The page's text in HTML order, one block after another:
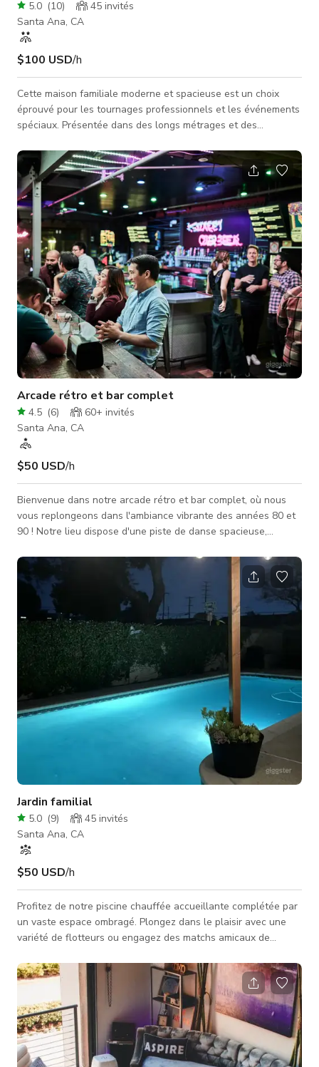
5.0 (10) 45 invités
Santa Ana, CA
$100 USD/h
Cette maison familiale moderne et spacieuse est un choix
éprouvé pour les tournages professionnels et les événements
spéciaux. Présentée dans des longs métrages et des
extérieurs époustouflants ainsi que des espaces à concept
ouvert facilitant le tournage et les grandes équipes. Casa
Blanca a également été le lieu de souvenirs inoubliables tels
que des mariages extravagants, des douches nuptiales, des
fêtes d'anniversaire
Arcade rétro et bar complet
4.5 (6) 60+ invités
Santa Ana, CA
$50 USD/h
Bienvenue dans notre arcade rétro et bar complet, où nous
vous replongeons dans l'ambiance vibrante des années 80 et
90 ! Notre lieu dispose d'une piste de danse spacieuse,
projecteur et de plusieurs téléviseurs, créant une expérience
de divertissement immersive. Sortez et découvrez notre patio
privé, parfait pour ceux qui recherchent un peu d'air frais ou
une conversation intime. Capturez des souvenirs amusants
avec des a
Jardin familial
5.0 (9) 45 invités
Santa Ana, CA
$50 USD/h
Profitez de notre piscine chauffée accueillante complétée par
un vaste espace ombragé. Plongez dans le plaisir avec une
variété de flotteurs ou engagez des matchs amicaux de
vous de divertissement avec notre enceinte Bluetooth,
détendez-vous dans le généreux espace de détente du patio
équipé d'une télévision, et rassemblez-vous autour du foyer
chaleureux. Profitez d'une atmosphère harmonieuse avec des
voisins accommodants